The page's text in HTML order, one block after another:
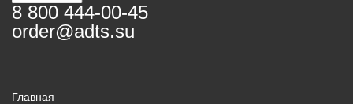
8 800 444-00-45
order@adts.su
Главная